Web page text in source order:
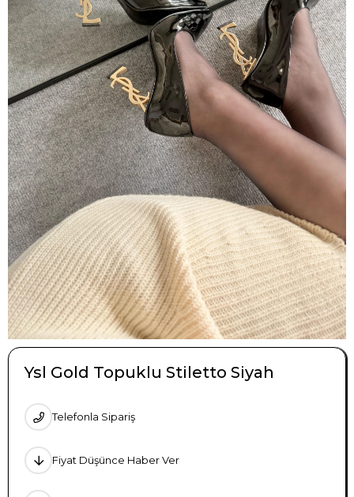
Ysl Gold Topuklu Stiletto Siyah
Telefonla Sipariş
Fiyat Düşünce Haber Ver